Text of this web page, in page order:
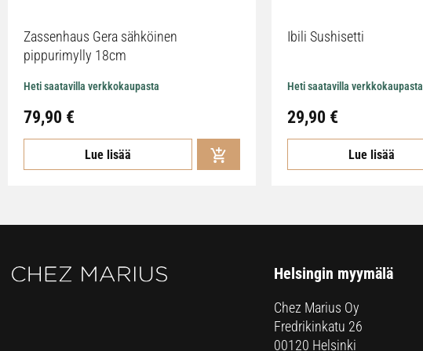
Zassenhaus Gera sähköinen
pippurimylly 18cm
Heti saatavilla verkkokaupasta
79,90 €
Lue lisää
Ibili Sushisetti
Heti saatavilla verkkokaupasta
29,90 €
Lue lisää
Helsingin myymälä
Chez Marius Oy
Fredrikinkatu 26
00120 Helsinki